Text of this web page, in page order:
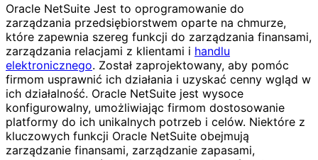
Oracle NetSuite Jest to oprogramowanie do
zarządzania przedsiębiorstwem oparte na chmurze,
które zapewnia szereg funkcji do zarządzania finansami,
zarządzania relacjami z klientami i handlu
elektronicznego. Został zaprojektowany, aby pomóc
firmom usprawnić ich działania i uzyskać cenny wgląd w
ich działalność. Oracle NetSuite jest wysoce
konfigurowalny, umożliwiając firmom dostosowanie
platformy do ich unikalnych potrzeb i celów. Niektóre z
kluczowych funkcji Oracle NetSuite obejmują
zarządzanie finansami, zarządzanie zapasami,